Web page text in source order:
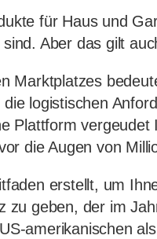
für Haus und
Aber das gilt
Marktplatzes
logistischen
Plattform
die Augen von
erstellt, um
zu geben, der im
amerikanischen